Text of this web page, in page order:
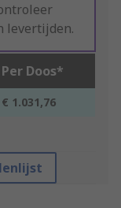
levertijden.
Per Doos*
€ 1.031,76